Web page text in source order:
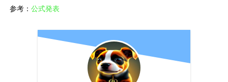
参考：公式発表